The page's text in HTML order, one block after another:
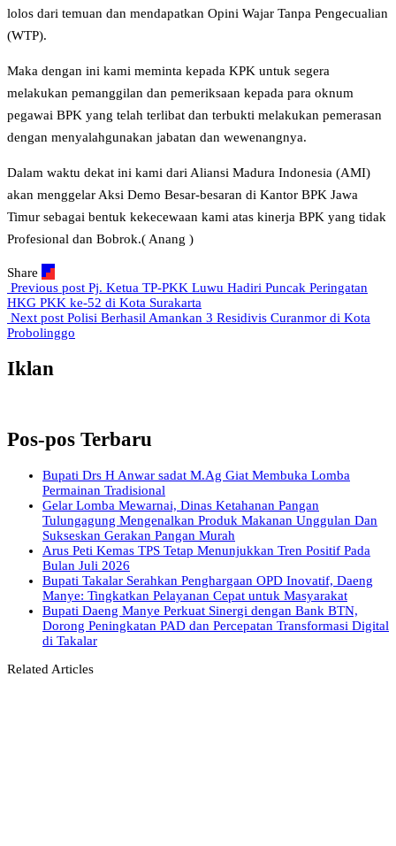
lolos dari temuan dan mendapatkan Opini Wajar Tanpa Pengecualian
(WTP).
Maka dengan ini kami meminta kepada KPK untuk segera
melakukan pemanggilan dan pemeriksaan kepada para oknum
pegawai BPK yang telah terlibat dan terbukti melakukan pemerasan
dengan menyalahgunakan jabatan dan wewenangnya.
Dalam waktu dekat ini kami dari Aliansi Madura Indonesia (AMI)
akan menggelar Aksi Demo Besar-besaran di Kantor BPK Jawa
Timur sebagai bentuk kekecewaan kami atas kinerja BPK yang tidak
Profesional dan Bobrok.( Anang )
Share
Previous post Pj. Ketua TP-PKK Luwu Hadiri Puncak Peringatan
HKG PKK ke-52 di Kota Surakarta
Next post Polisi Berhasil Amankan 3 Residivis Curanmor di Kota
Probolinggo
Iklan
Pos-pos Terbaru
Bupati Drs H Anwar sadat M.Ag Giat Membuka Lomba
Permainan Tradisional
Gelar Lomba Mewarnai, Dinas Ketahanan Pangan
Tulungagung Mengenalkan Produk Makanan Unggulan Dan
Sukseskan Gerakan Pangan Murah
Arus Peti Kemas TPS Tetap Menunjukkan Tren Positif Pada
Bulan Juli 2026
Bupati Takalar Serahkan Penghargaan OPD Inovatif, Daeng
Manye: Tingkatkan Pelayanan Cepat untuk Masyarakat
Bupati Daeng Manye Perkuat Sinergi dengan Bank BTN,
Dorong Peningkatan PAD dan Percepatan Transformasi Digital
di Takalar
Related Articles